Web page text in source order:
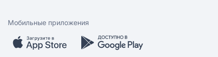
Обратная связь
Скидки и акции
Мобильное приложение
Мобильные приложения